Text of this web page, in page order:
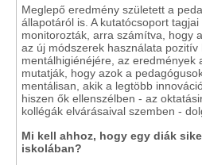
Meglepő eredmény született a
állapotáról is. A kutatócsoport
monitorozták, arra számítva, hogy
az új módszerek használata
mentálhigiénéjére, az eredmények
mutatják, hogy azok a
mentálisan, akik a legtöbb
hiszen ők ellenszélben - az
kollégák elvárásaival szemben -
Mi kell ahhoz, hogy egy diák
iskolában?